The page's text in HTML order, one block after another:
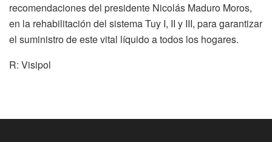
recomendaciones del presidente Nicolás Maduro Moros,
en la rehabilitación del sistema Tuy I, II y III, para garantizar
el suministro de este vital líquido a todos los hogares.
R: Visipol